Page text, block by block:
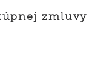
zmluvy